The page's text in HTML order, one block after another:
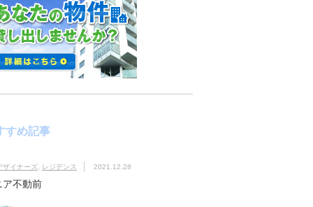
すめ記事
ザイナーズ レジデンス 2021.12.28
ア不動前